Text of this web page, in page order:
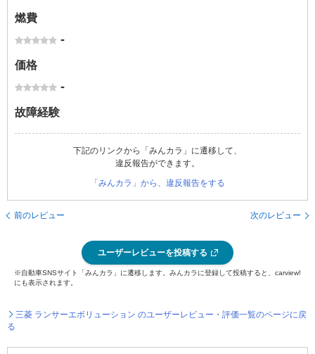
燃費
-
価格
-
故障経験
下記のリンクから「みんカラ」に遷移して、
違反報告ができます。
「みんカラ」から、違反報告をする
前のレビュー 次のレビュー
ユーザーレビューを投稿する
※自動車SNSサイト「みんカラ」に遷移します。みんカラに登録して投稿すると、carview!
にも表示されます。
三菱 ランサーエボリューション のユーザーレビュー・評価一覧のページに戻
る